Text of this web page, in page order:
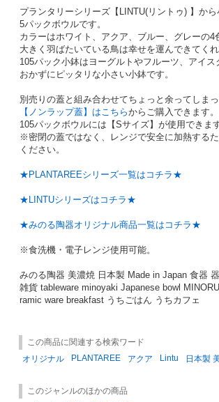
プランタリーシリーズ【LINTU(リントゥ) 】か
5パックボウルです。
カラーはホワイト、アクア、ブルー、グレーの4
大きく羽ばたいている鳥は幸せを運んできてくれ
105パック小鉢はヨーグルトやフルーツ、アイ
おかずにピッタリな小さい小鉢です。
別売りの蓋と組み合わせてちょっと余ってしま
【ノンラップ蓋】はこちらからご購入できます。
105パックボウルには【Sサイズ】が使用できます
※密閉の蓋ではなく、レンジで安全に加熱する
ください。
★PLANTAREEシリーズ一覧はコチラ★
★LINTUシリーズはコチラ★
★みのる陶器オリジナル商品一覧はコチラ★
※食洗機・電子レンジ使用可能。
みのる陶器 美濃焼 日本製 Made in Japan 食器
雑貨 tableware minoyaki Japanese bowl
ramic ware breakfast うちごはん うちカフェ
この商品に関連する検索ワード
オリジナル
PLANTAREE アクア Lintu 日本製
このジャンルのほかの商品